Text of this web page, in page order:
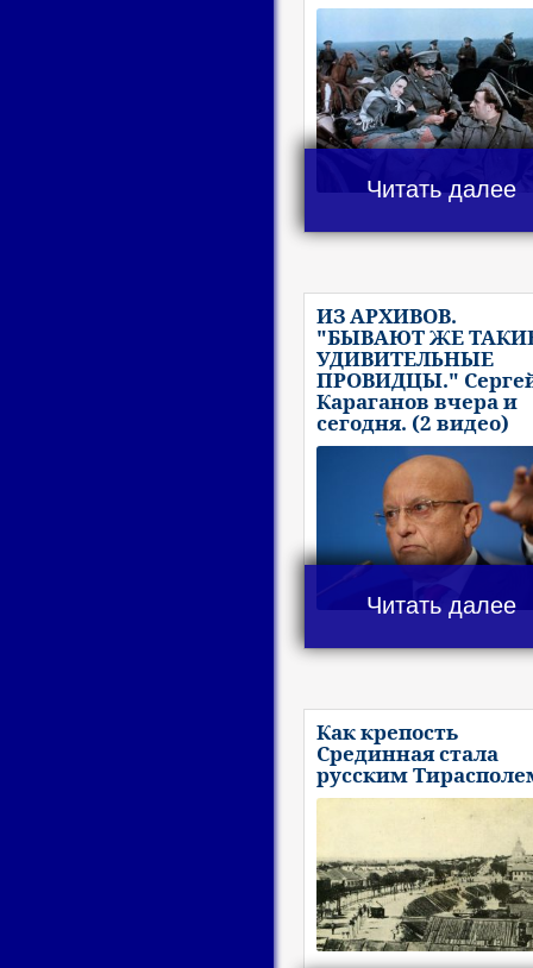
Читать далее
ИЗ АРХИВОВ.
"БЫВАЮТ ЖЕ
УДИВИТЕЛЬНЫЕ
ПРОВИДЦЫ."
Караганов вчера и
сегодня. (2 видео)
Читать далее
Как крепость
Срединная стала
русским